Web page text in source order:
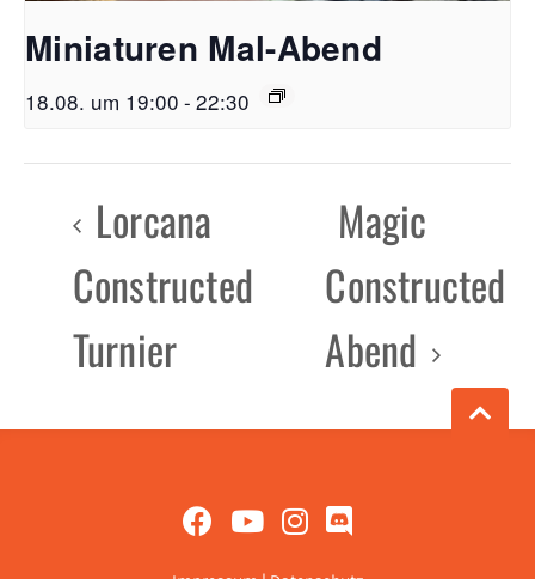
Miniaturen Mal-Abend
18.08. um 19:00 - 22:30
Lorcana
Constructed
Turnier
Magic
Constructed
Abend